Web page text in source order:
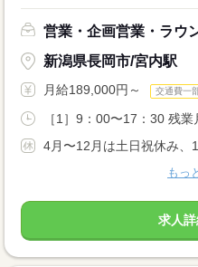
営業・企画営業・ラウ
新潟県長岡市/宮内駅
月給189,000円～ 交通費一
［1］9：00〜17：30 残業
4月〜12月は土日祝休み、
もっ
求人